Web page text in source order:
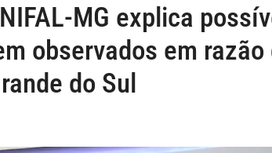
MG explica
observados em razão
do Sul